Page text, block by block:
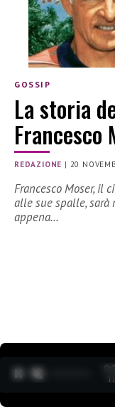
GOSSIP
La storia
Francesco
REDAZIONE | 20
Francesco Moser, il
alle sue spalle, sarà
appena…